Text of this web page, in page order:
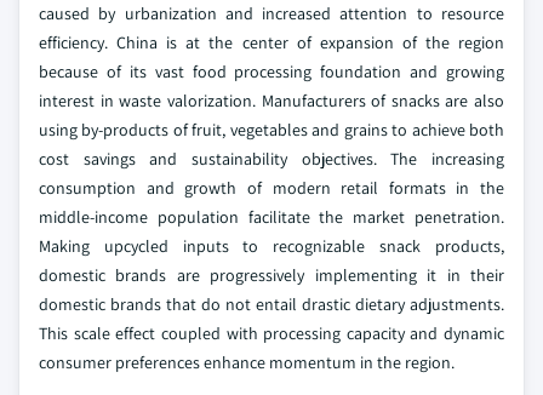
caused by urbanization and increased attention to resource
efficiency. China is at the center of expansion of the region
because of its vast food processing foundation and growing
interest in waste valorization. Manufacturers of snacks are also
using by-products of fruit, vegetables and grains to achieve both
cost savings and sustainability objectives. The increasing
consumption and growth of modern retail formats in the
middle-income population facilitate the market penetration.
Making upcycled inputs to recognizable snack products,
domestic brands are progressively implementing it in their
domestic brands that do not entail drastic dietary adjustments.
This scale effect coupled with processing capacity and dynamic
consumer preferences enhance momentum in the region.